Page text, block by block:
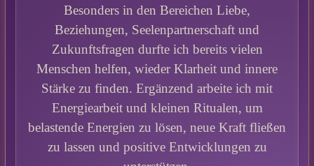
Besonders in den Bereichen Liebe,
Beziehungen, Seelenpartnerschaft und
Zukunftsfragen durfte ich bereits vielen
Menschen helfen, wieder Klarheit und innere
Stärke zu finden. Ergänzend arbeite ich mit
Energiearbeit und kleinen Ritualen, um
belastende Energien zu lösen, neue Kraft fließen
zu lassen und positive Entwicklungen zu